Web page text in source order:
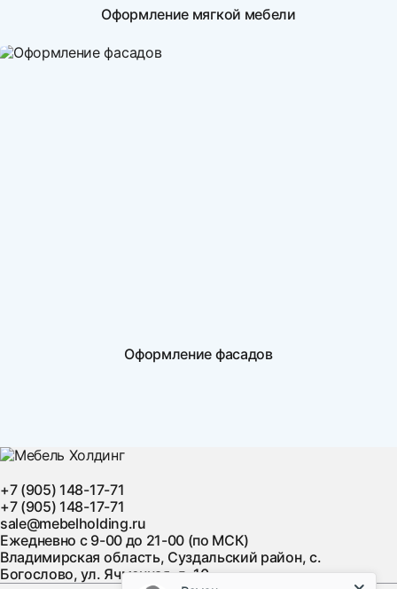
Оформление мягкой мебели
Оформление фасадов
+7 (905) 148-17-71
+7 (905) 148-17-71
sale@mebelholding.ru
Ежедневно с 9-00 до 21-00 (по МСК)
Владимирская область, Суздальский район, с.
Богослово, ул. Ячменная, д. 10